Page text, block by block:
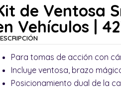
de Ventosa
Vehículos |
Para tomas de acción con
Incluye ventosa, brazo
Posicionamiento dual de la